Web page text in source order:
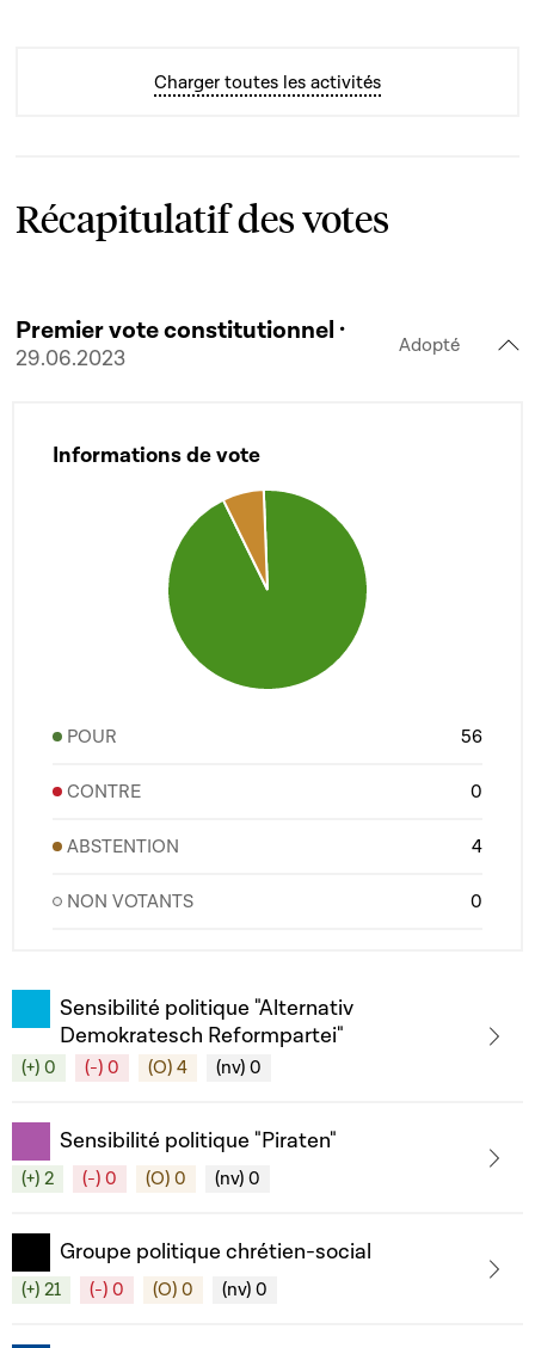
Charger toutes les activités
Récapitulatif des votes
Premier vote constitutionnel ·
29.06.2023
Adopté
Informations de vote
POUR 56
CONTRE 0
ABSTENTION 4
NON VOTANTS 0
Sensibilité politique "Alternativ
Demokratesch Reformpartei"
(+) 0 (-) 0 (O) 4 (nv) 0
Sensibilité politique "Piraten"
(+) 2 (-) 0 (O) 0 (nv) 0
Groupe politique chrétien-social
(+) 21 (-) 0 (O) 0 (nv) 0